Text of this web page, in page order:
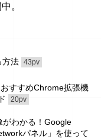
。
方法 43pv
すすめChrome拡張機
20pv
がわかる！Google
パネル」を使って